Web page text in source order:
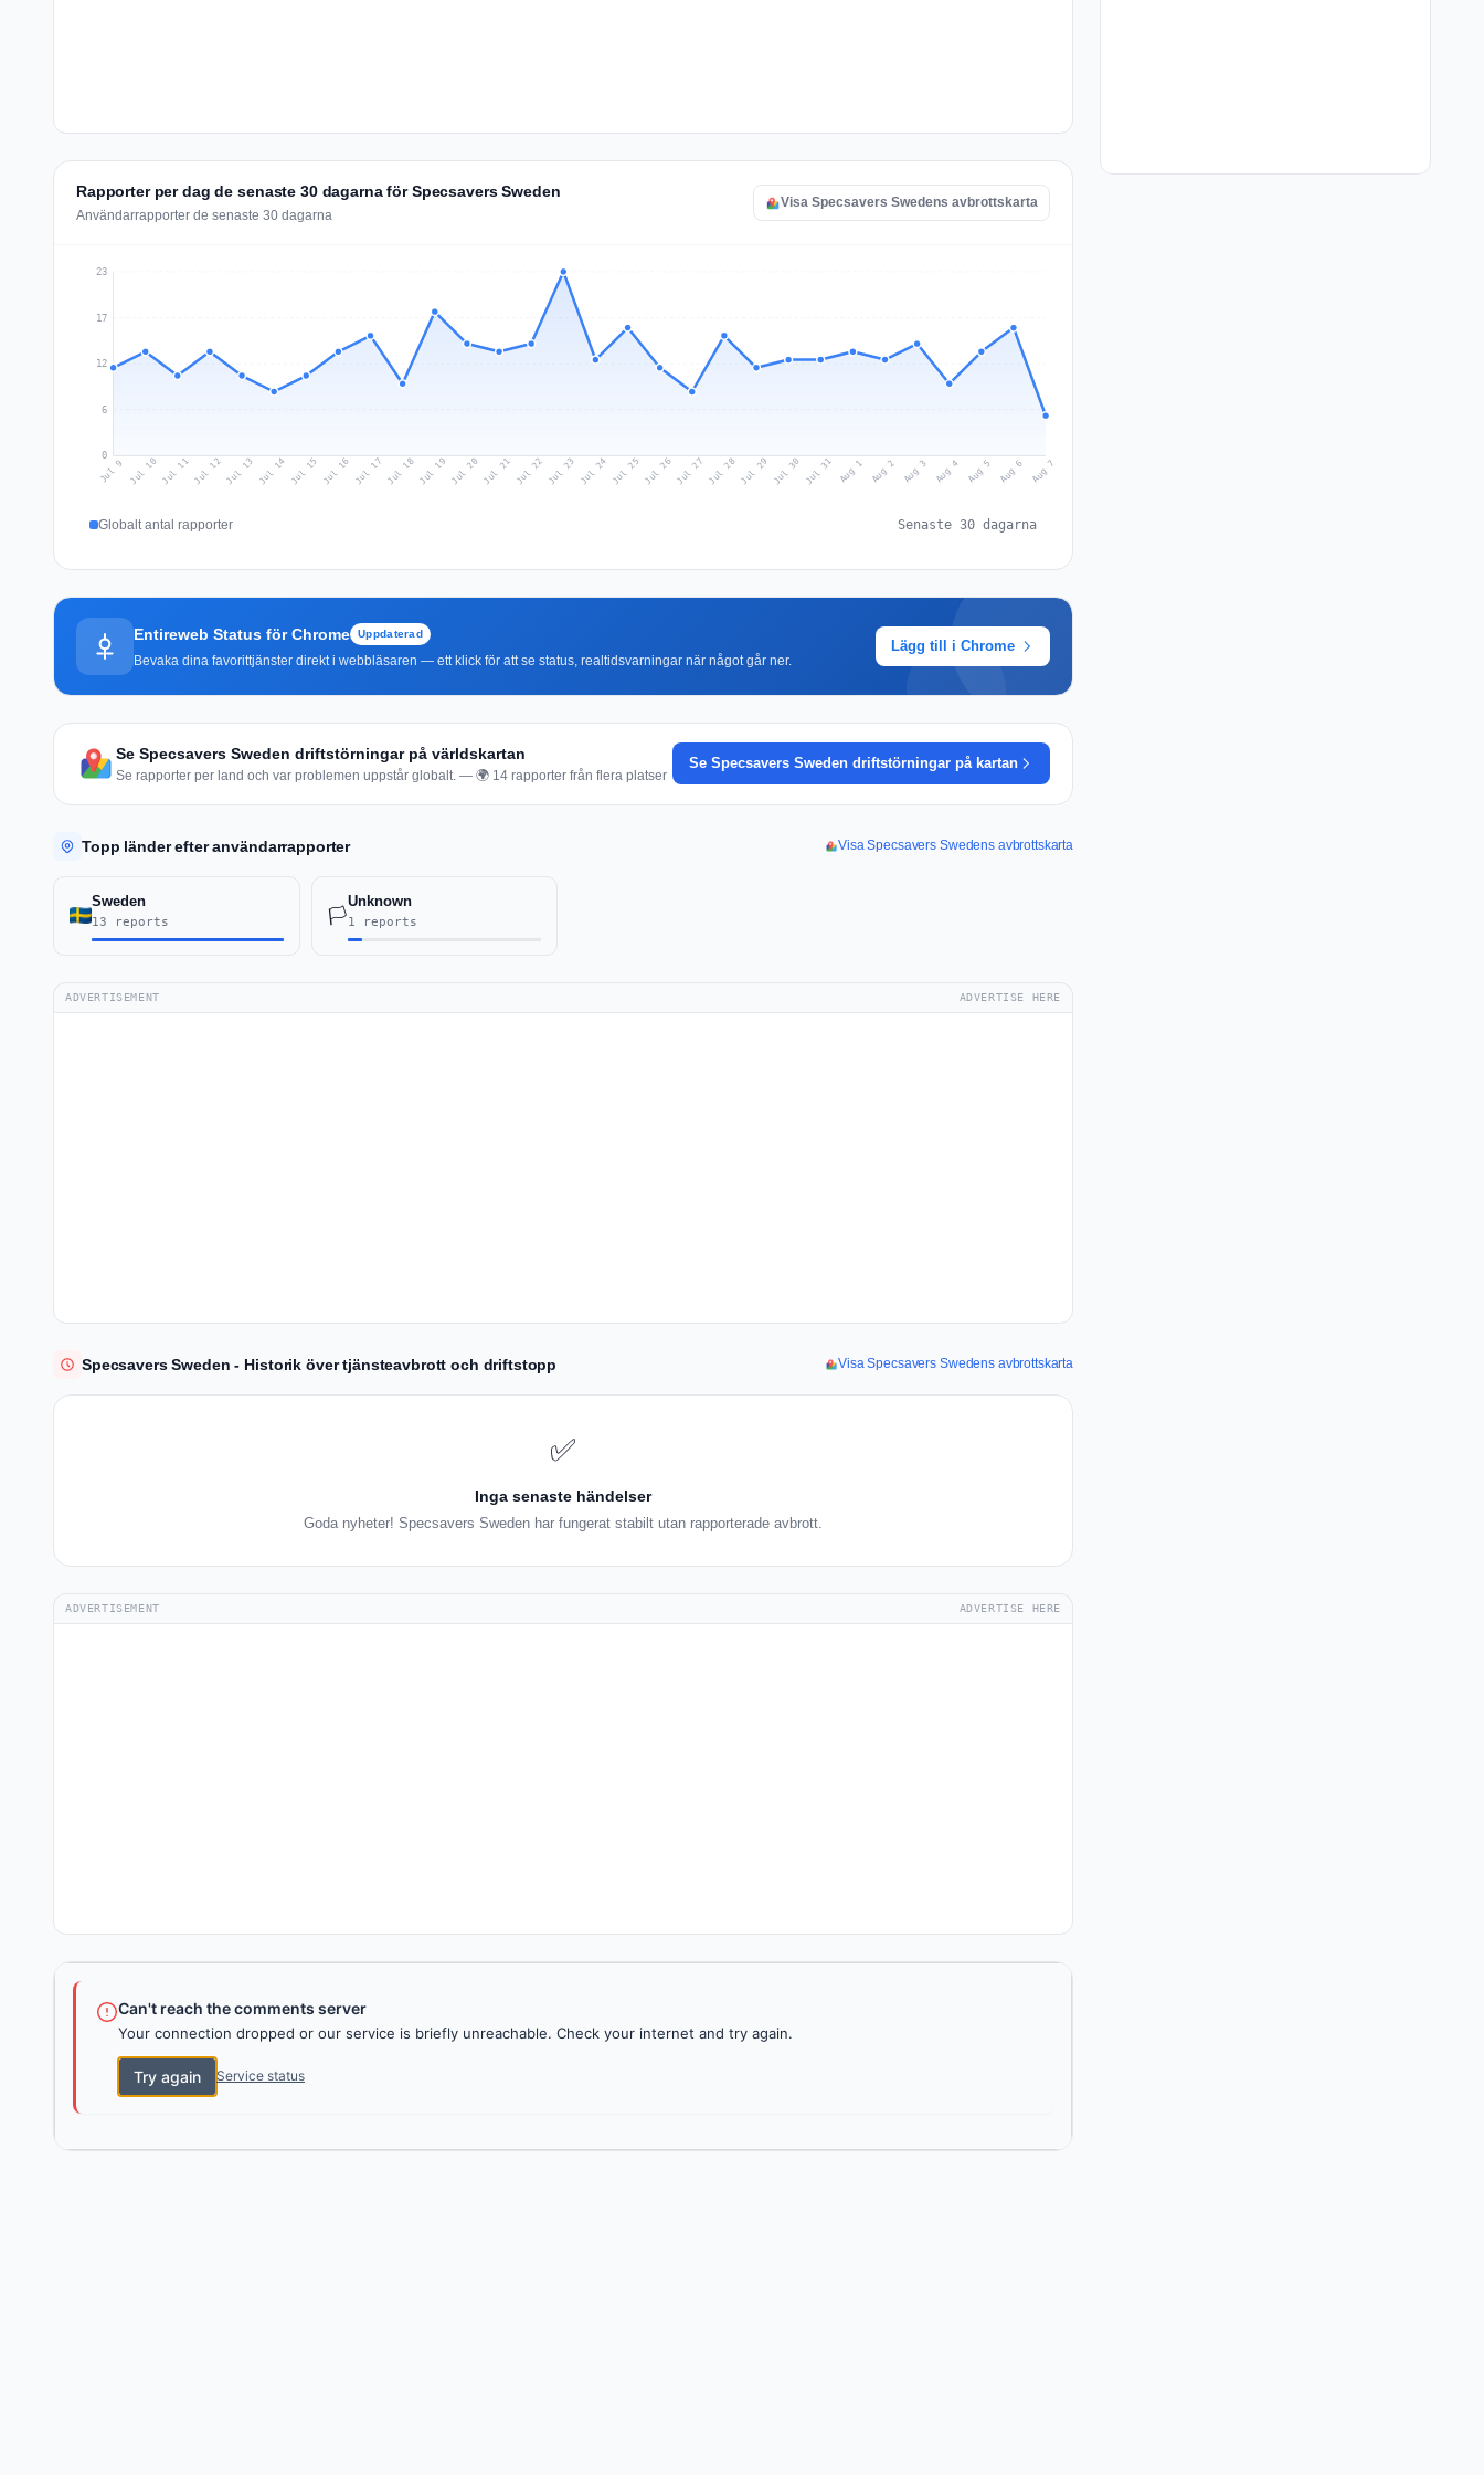
Rapporter per dag de senaste 30 dagarna för Specsavers Sweden
Användarrapporter de senaste 30 dagarna
Visa Specsavers Swedens avbrottskarta
0
6
12
17
23
Jul 9 Jul 10 Jul 11Jul 12Jul 13 Jul 14 Jul 15 Jul 16 Jul 17 Jul 18Jul 19 Jul 20 Jul 21 Jul 22 Jul 23 Jul 24 Jul 25 Jul 26Jul 27 Jul 28Jul 29 Jul 30 Jul 31 Aug 1 Aug 2 Aug 3 Aug 4 Aug 5 Aug 6 Aug 7
Globalt antal rapporter Senaste 30 dagarna
Entireweb Status för Chrome Uppdaterad
Bevaka dina favorittjänster direkt i webbläsaren — ett klick för att se status, realtidsvarningar när något går ner.
Lägg till i Chrome
Se Specsavers Sweden driftstörningar på världskartan
Se rapporter per land och var problemen uppstår globalt. — 🌍 14 rapporter från flera platser
Se Specsavers Sweden driftstörningar på kartan
Topp länder efter användarrapporter Visa Specsavers Swedens avbrottskarta
Sweden
13 reports 🏳️
Unknown
1 reports
ADVERTISEMENT ADVERTISE HERE
Specsavers Sweden - Historik över tjänsteavbrott och driftstopp Visa Specsavers Swedens avbrottskarta
✅
Inga senaste händelser
Goda nyheter! Specsavers Sweden har fungerat stabilt utan rapporterade avbrott.
ADVERTISEMENT ADVERTISE HERE
Can't reach the comments server
Your connection dropped or our service is briefly unreachable. Check your internet and try again.
Try again Service status